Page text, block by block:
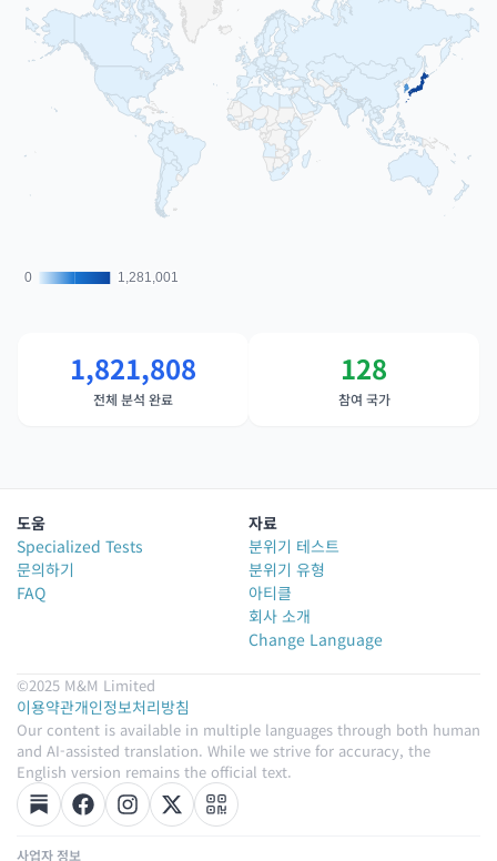
0
0 1,281,001
1,281,001
1,821,808
전체 분석 완료
128
참여 국가
도움
Specialized Tests
문의하기
FAQ
자료
분위기 테스트
분위기 유형
아티클
회사 소개
Change Language
©2025 M&M Limited
이용약관개인정보처리방침
Our content is available in multiple languages through both human
and AI-assisted translation. While we strive for accuracy, the
English version remains the official text.
사업자 정보